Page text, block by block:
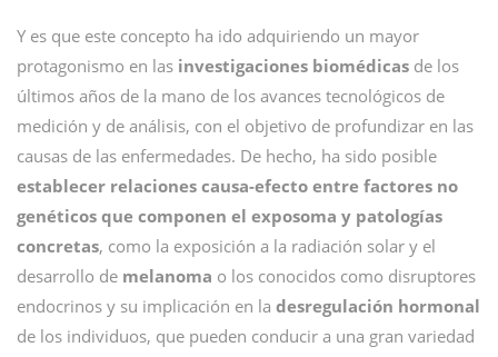
Y es que este concepto ha ido adquiriendo un mayor
protagonismo en las investigaciones biomédicas de los
últimos años de la mano de los avances tecnológicos de
medición y de análisis, con el objetivo de profundizar en las
causas de las enfermedades. De hecho, ha sido posible
establecer relaciones causa-efecto entre factores no
genéticos que componen el exposoma y patologías
concretas, como la exposición a la radiación solar y el
desarrollo de melanoma o los conocidos como disruptores
endocrinos y su implicación en la desregulación hormonal
de los individuos, que pueden conducir a una gran variedad